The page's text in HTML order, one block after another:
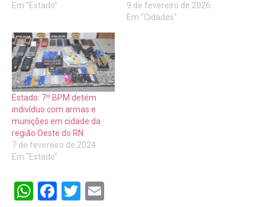
Em "Estado"
9 de fevereiro de 2026
Em "Cidades"
Estado: 7º BPM detém
indivíduo com armas e
munições em cidade da
região Oeste do RN
7 de fevereiro de 2024
Em "Estado"
WhatsApp
Facebook
Twitter